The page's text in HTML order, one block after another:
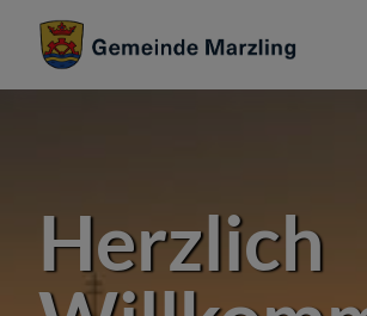
Herzlich